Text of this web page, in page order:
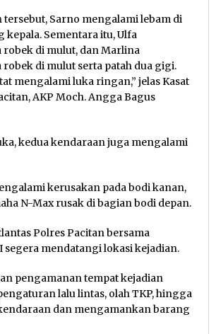
tersebut, Sarno mengalami lebam di
kepala. Sementara itu, Ulfa
robek di mulut, dan Marlina
di mulut serta patah dua gigi.
mengalami luka ringan,” jelas Kasat
AKP Moch. Angga Bagus
kedua kendaraan juga mengalami
kerusakan pada bodi kanan,
N-Max rusak di bagian bodi depan.
Polres Pacitan bersama
segera mendatangi lokasi kejadian.
pengamanan tempat kejadian
lalu lintas, olah TKP, hingga
dan mengamankan barang